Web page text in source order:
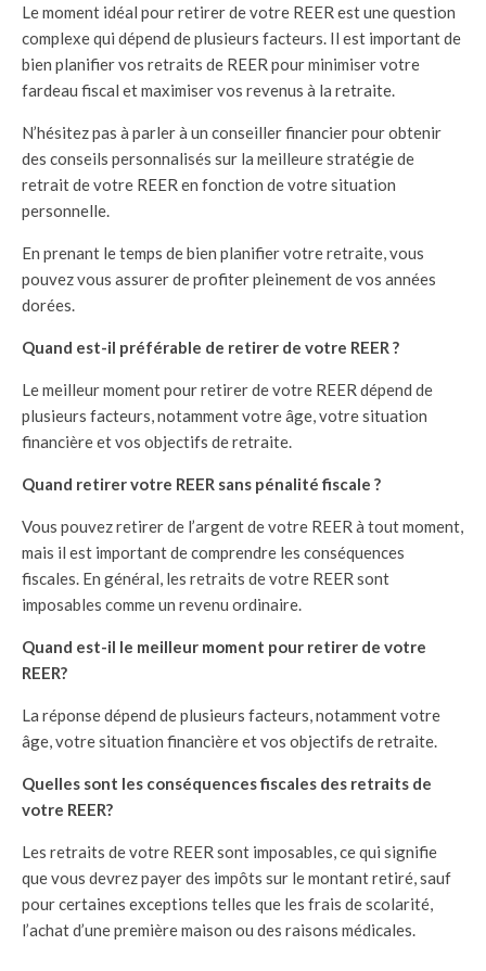
Le moment idéal pour retirer de votre REER est une question
complexe qui dépend de plusieurs facteurs. Il est important de
bien planifier vos retraits de REER pour minimiser votre
fardeau fiscal et maximiser vos revenus à la retraite.
N’hésitez pas à parler à un conseiller financier pour obtenir
des conseils personnalisés sur la meilleure stratégie de
retrait de votre REER en fonction de votre situation
personnelle.
En prenant le temps de bien planifier votre retraite, vous
pouvez vous assurer de profiter pleinement de vos années
dorées.
Quand est-il préférable de retirer de votre REER ?
Le meilleur moment pour retirer de votre REER dépend de
plusieurs facteurs, notamment votre âge, votre situation
financière et vos objectifs de retraite.
Quand retirer votre REER sans pénalité fiscale ?
Vous pouvez retirer de l’argent de votre REER à tout moment,
mais il est important de comprendre les conséquences
fiscales. En général, les retraits de votre REER sont
imposables comme un revenu ordinaire.
Quand est-il le meilleur moment pour retirer de votre
REER?
La réponse dépend de plusieurs facteurs, notamment votre
âge, votre situation financière et vos objectifs de retraite.
Quelles sont les conséquences fiscales des retraits de
votre REER?
Les retraits de votre REER sont imposables, ce qui signifie
que vous devrez payer des impôts sur le montant retiré, sauf
pour certaines exceptions telles que les frais de scolarité,
l’achat d’une première maison ou des raisons médicales.